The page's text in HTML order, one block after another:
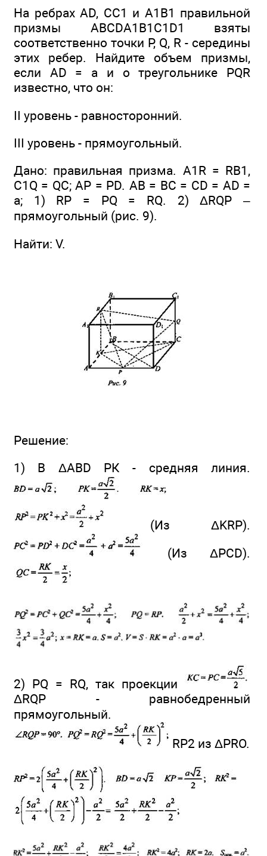
На ребрах AD, CC1 и A1B1 правильной
призмы ABCDA1B1C1D1 взяты
соответственно точки Р, Q, R - середины
этих ребер. Найдите объем призмы,
если AD = а и о треугольнике PQR
известно, что он:
II уровень - равносторонний.
III уровень - прямоугольный.
Дано: правильная призма. A1R = RB1,
C1Q = QC; AP = PD. АВ = ВС = CD = AD =
а; 1) RP = PQ = RQ. 2) ΔRQP –
прямоугольный (рис. 9).
Найти: V.
Решение:
1) В ΔABD РК - средняя линия.
(Из ΔKRP).
(Из ΔPCD).
2) PQ = RQ, так проекции
ΔRQP - равнобедренный
прямоугольный.
RP2 из ΔPRO.